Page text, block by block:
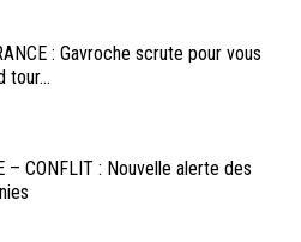
: Gavroche scrute pour vous
tour...
– CONFLIT : Nouvelle alerte des